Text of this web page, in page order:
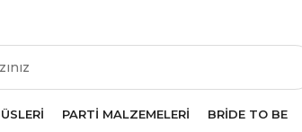
PARTİ MALZEMELERİ BRİDE TO BE